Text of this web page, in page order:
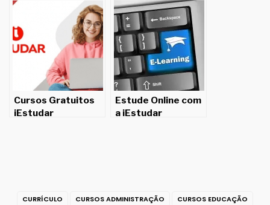
Cursos Gratuitos
iEstudar
Estude Online com
a iEstudar
CURRÍCULO CURSOS ADMINISTRAÇÃO
CURSOS EDUCAÇÃO